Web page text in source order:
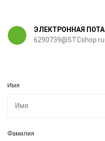
ЭЛЕКТРОННАЯ ПОТА
6290739@STCshop.ru
Имя
Фамилия